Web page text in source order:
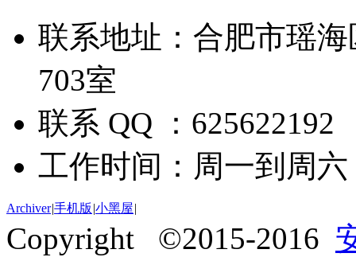
联系地址：合肥市瑶
703室
联系 QQ ：
工作时间：周一到周六
Archiver|手机版 |小黑屋|
Copyright ©2015-2016